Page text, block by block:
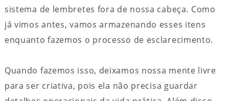
sistema de lembretes fora de nossa cabeça. Como
já vimos antes, vamos armazenando esses itens
enquanto fazemos o processo de esclarecimento.
Quando fazemos isso, deixamos nossa mente livre
para ser criativa, pois ela não precisa guardar